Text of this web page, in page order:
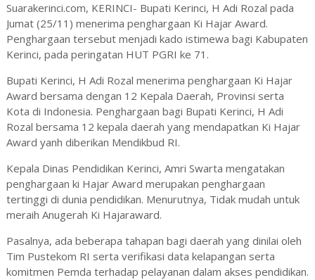
Suarakerinci.com, KERINCI- Bupati Kerinci, H Adi Rozal pada
Jumat (25/11) menerima penghargaan Ki Hajar Award.
Penghargaan tersebut menjadi kado istimewa bagi Kabupaten
Kerinci, pada peringatan HUT PGRI ke 71.
Bupati Kerinci, H Adi Rozal menerima penghargaan Ki Hajar
Award bersama dengan 12 Kepala Daerah, Provinsi serta
Kota di Indonesia. Penghargaan bagi Bupati Kerinci, H Adi
Rozal bersama 12 kepala daerah yang mendapatkan Ki Hajar
Award yanh diberikan Mendikbud RI.
Kepala Dinas Pendidikan Kerinci, Amri Swarta mengatakan
penghargaan ki Hajar Award merupakan penghargaan
tertinggi di dunia pendidikan. Menurutnya, Tidak mudah untuk
meraih Anugerah Ki Hajaraward.
Pasalnya, ada beberapa tahapan bagi daerah yang dinilai oleh
Tim Pustekom RI serta verifikasi data kelapangan serta
komitmen Pemda terhadap pelayanan dalam akses pendidikan.